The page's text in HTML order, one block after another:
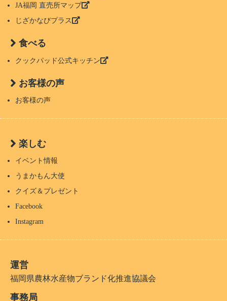
JA福岡 直売所マップ
じざかなびプラス
食べる
クックパッド公式キッチン
お客様の声
お客様の声
楽しむ
イベント情報
うまかもん大使
クイズ＆プレゼント
Facebook
Instagram
運営
福岡県農林水産物ブランド化推進協議会
事務局